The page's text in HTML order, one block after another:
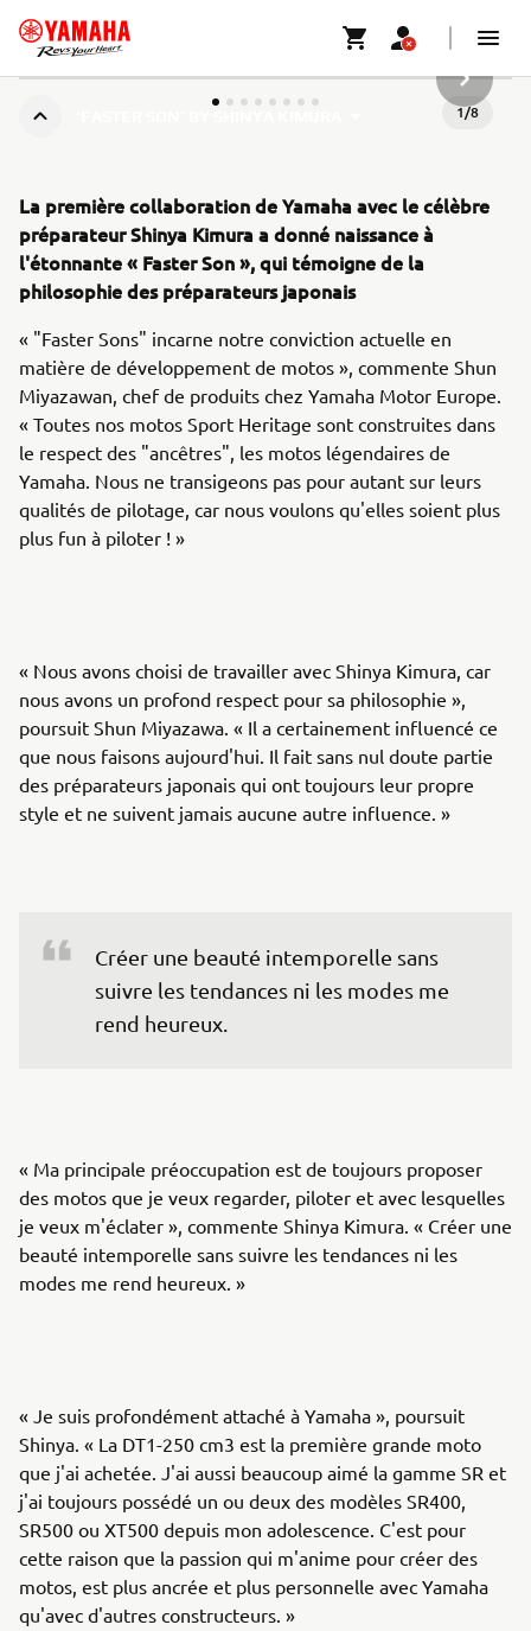
1/8
La première collaboration de Yamaha avec le célèbre
préparateur Shinya Kimura a donné naissance à
l'étonnante « Faster Son », qui témoigne de la
philosophie des préparateurs japonais
« "Faster Sons" incarne notre conviction actuelle en
matière de développement de motos », commente Shun
Miyazawan, chef de produits chez Yamaha Motor Europe.
« Toutes nos motos Sport Heritage sont construites dans
le respect des "ancêtres", les motos légendaires de
Yamaha. Nous ne transigeons pas pour autant sur leurs
qualités de pilotage, car nous voulons qu'elles soient plus
plus fun à piloter ! »
« Nous avons choisi de travailler avec Shinya Kimura, car
nous avons un profond respect pour sa philosophie »,
poursuit Shun Miyazawa. « Il a certainement influencé ce
que nous faisons aujourd'hui. Il fait sans nul doute partie
des préparateurs japonais qui ont toujours leur propre
style et ne suivent jamais aucune autre influence. »
Créer une beauté intemporelle sans
suivre les tendances ni les modes me
rend heureux.
« Ma principale préoccupation est de toujours proposer
des motos que je veux regarder, piloter et avec lesquelles
je veux m'éclater », commente Shinya Kimura. « Créer une
beauté intemporelle sans suivre les tendances ni les
modes me rend heureux. »
« Je suis profondément attaché à Yamaha », poursuit
Shinya. « La DT1-250 cm3 est la première grande moto
que j'ai achetée. J'ai aussi beaucoup aimé la gamme SR et
j'ai toujours possédé un ou deux des modèles SR400,
SR500 ou XT500 depuis mon adolescence. C'est pour
cette raison que la passion qui m'anime pour créer des
motos, est plus ancrée et plus personnelle avec Yamaha
qu'avec d'autres constructeurs. »